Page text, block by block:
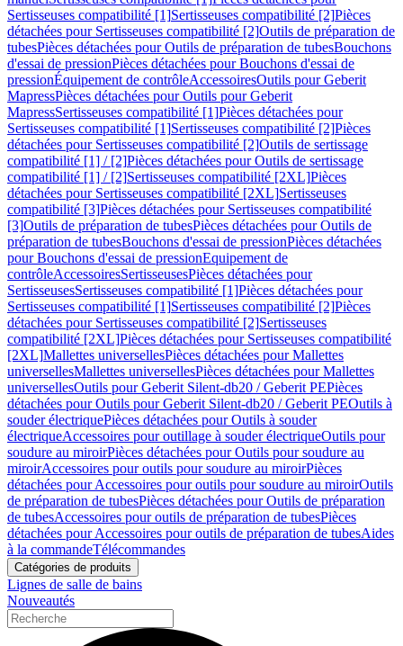
Sertisseuses compatibilité [1]Sertisseuses compatibilité [2]Pièces
détachées pour Sertisseuses compatibilité [2]Outils de préparation de
tubesPièces détachées pour Outils de préparation de tubesBouchons
d'essai de pressionPièces détachées pour Bouchons d'essai de
pressionÉquipement de contrôleAccessoiresOutils pour Geberit
MapressPièces détachées pour Outils pour Geberit
MapressSertisseuses compatibilité [1]Pièces détachées pour
Sertisseuses compatibilité [1]Sertisseuses compatibilité [2]Pièces
détachées pour Sertisseuses compatibilité [2]Outils de sertissage
compatibilité [1] / [2]Pièces détachées pour Outils de sertissage
compatibilité [1] / [2]Sertisseuses compatibilité [2XL]Pièces
détachées pour Sertisseuses compatibilité [2XL]Sertisseuses
compatibilité [3]Pièces détachées pour Sertisseuses compatibilité
[3]Outils de préparation de tubesPièces détachées pour Outils de
préparation de tubesBouchons d'essai de pressionPièces détachées
pour Bouchons d'essai de pressionEquipement de
contrôleAccessoiresSertisseusesPièces détachées pour
SertisseusesSertisseuses compatibilité [1]Pièces détachées pour
Sertisseuses compatibilité [1]Sertisseuses compatibilité [2]Pièces
détachées pour Sertisseuses compatibilité [2]Sertisseuses
compatibilité [2XL]Pièces détachées pour Sertisseuses compatibilité
[2XL]Mallettes universellesPièces détachées pour Mallettes
universellesMallettes universellesPièces détachées pour Mallettes
universellesOutils pour Geberit Silent-db20 / Geberit PEPièces
détachées pour Outils pour Geberit Silent-db20 / Geberit PEOutils à
souder électriquePièces détachées pour Outils à souder
électriqueAccessoires pour outillage à souder électriqueOutils pour
soudure au miroirPièces détachées pour Outils pour soudure au
miroirAccessoires pour outils pour soudure au miroirPièces
détachées pour Accessoires pour outils pour soudure au miroirOutils
de préparation de tubesPièces détachées pour Outils de préparation
de tubesAccessoires pour outils de préparation de tubesPièces
détachées pour Accessoires pour outils de préparation de tubesAides
à la commandeTélécommandes
Catégories de produits
Lignes de salle de bains
Nouveautés